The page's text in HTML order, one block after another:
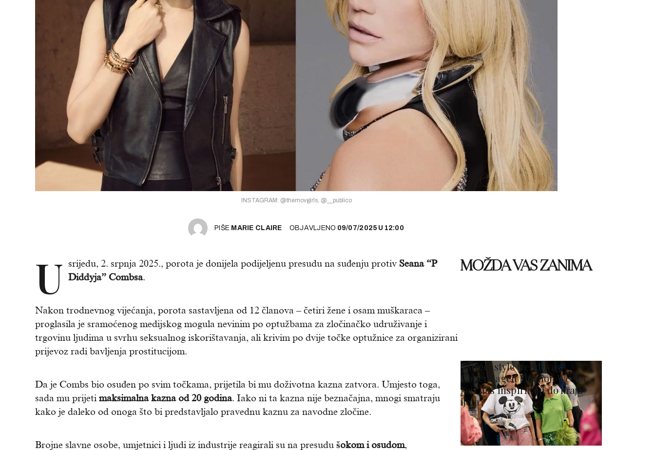
INSTAGRAM: @themovgirls, @__publico
PIŠE MARIE CLAIRE OBJAVLJENO 09/07/2025 U 12:00
U srijedu, 2. srpnja 2025., porota je donijela podijeljenu presudu na suđenju protiv Seana “P
Diddyja” Combsa.
Nakon trodnevnog vijećanja, porota sastavljena od 12 članova – četiri žene i osam muškaraca –
proglasila je sramoćenog medijskog mogula nevinim po optužbama za zločinačko udruživanje i
trgovinu ljudima u svrhu seksualnog iskorištavanja, ali krivim po dvije točke optužnice za organizirani
prijevoz radi bavljenja prostitucijom.
Da je Combs bio osuđen po svim točkama, prijetila bi mu doživotna kazna zatvora. Umjesto toga,
sada mu prijeti maksimalna kazna od 20 godina. Iako ni ta kazna nije beznačajna, mnogi smatraju
kako je daleko od onoga što bi predstavljalo pravednu kaznu za navodne zločine.
Brojne slavne osobe, umjetnici i ljudi iz industrije reagirali su na presudu šokom i osudom,
MOŽDA VAS ZANIMA
5 street style trendova s
Copenhagen Fashion Weeka
koji nas inspiriraju do kraja
ljeta